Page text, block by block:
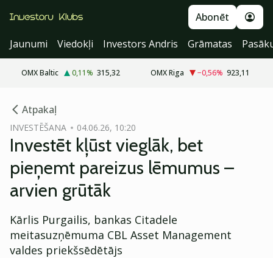
Abonēt
Jaunumi
Viedokļi Investors Andris Grāmatas
OMX Baltic 0,11% 315,32 OMX Riga −0,56% 923,11
Atpakaļ
INVESTĒŠANA 04.06.26, 10:20
Investēt kļūst vieglāk, bet
pieņemt pareizus lēmumus –
arvien grūtāk
Kārlis Purgailis, bankas Citadele
meitasuzņēmuma CBL Asset Management
valdes priekšsēdētājs